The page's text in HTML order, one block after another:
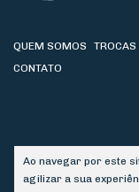
Ao navegar por este
agilizar a sua
QUEM SOMOS TROCAS
CONTATO